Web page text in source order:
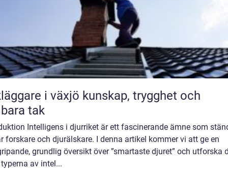
i växjö kunskap, trygghet och
tak
Intelligens i djurriket är ett fascinerande ämne som
forskare och djurälskare. I denna artikel kommer vi att ge en
grundlig översikt över ”smartaste djuret” och utforska
av intel...